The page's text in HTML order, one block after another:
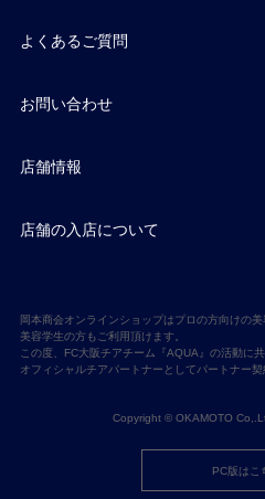
よくあるご質問
お問い合わせ
店舗情報
店舗の入店について
岡本商会オンラインショップはプロの方向けの美
美容学生の方もご利用頂けます。
この度、FC大阪チアチーム『AQUA』の活動に共
オフィシャルチアパートナーとしてパートナー契
Copyright © OKAMOTO
PC版はこ